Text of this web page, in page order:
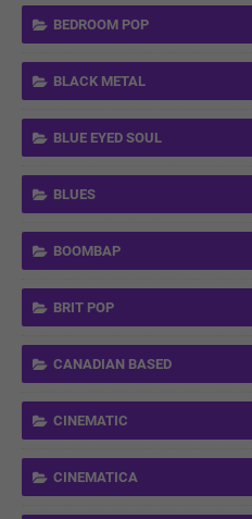
BEDROOM POP
BLACK METAL
BLUE EYED SOUL
BLUES
BOOMBAP
BRIT POP
CANADIAN BASED
CINEMATIC
CINEMATICA